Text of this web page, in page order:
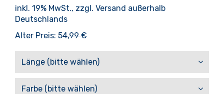
inkl. 19% MwSt., zzgl. Versand außerhalb
Deutschlands
Alter Preis: 54,99 €
Länge (bitte wählen)
Farbe (bitte wählen)